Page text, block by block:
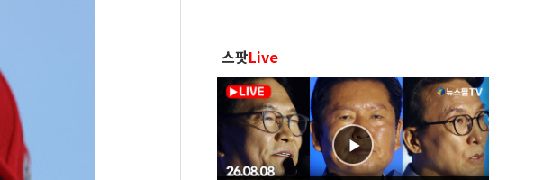
스팟Live